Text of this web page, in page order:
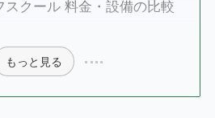
スクール 料金・設備の比較
もっと見る